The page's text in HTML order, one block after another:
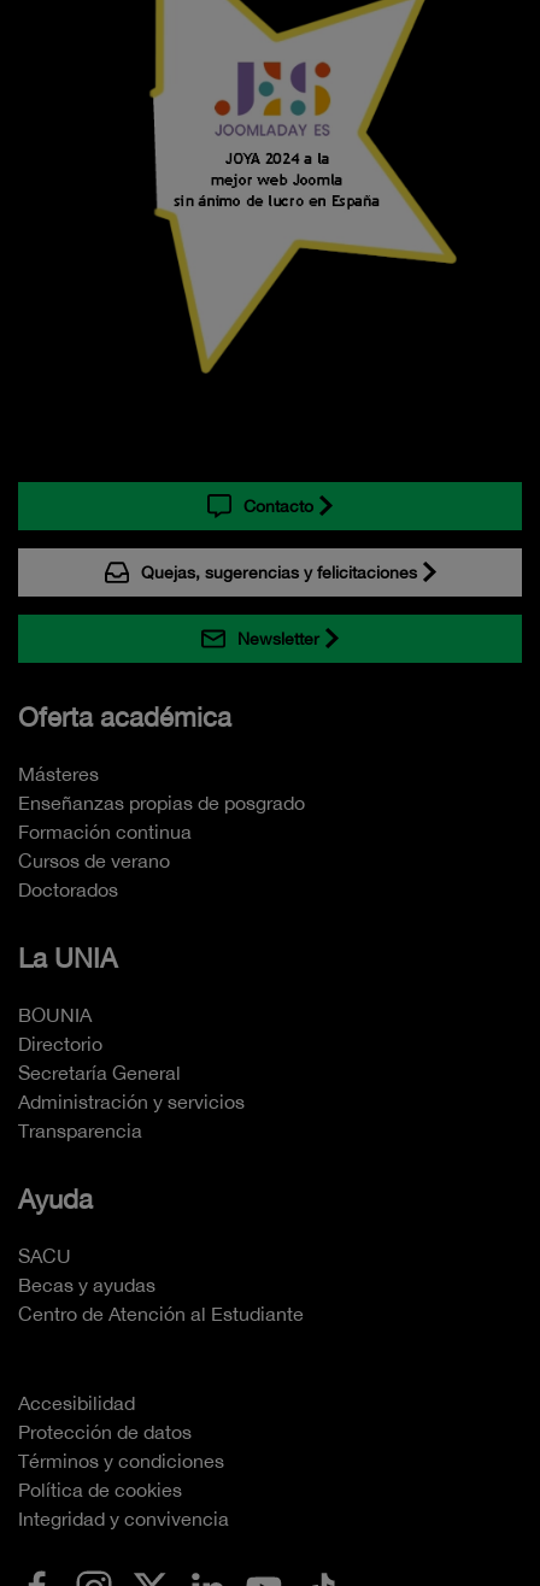
Contacto
Quejas, sugerencias y felicitaciones
Newsletter
Oferta académica
Másteres
Enseñanzas propias de posgrado
Formación continua
Cursos de verano
Doctorados
La UNIA
BOUNIA
Directorio
Secretaría General
Administración y servicios
Transparencia
Ayuda
SACU
Becas y ayudas
Centro de Atención al Estudiante
Accesibilidad
Protección de datos
Términos y condiciones
Política de cookies
Integridad y convivencia